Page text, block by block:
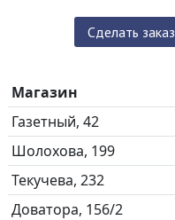
Сделать заказ
Магазин
Газетный, 42
Шолохова, 199
Текучева, 232
Доватора, 156/2